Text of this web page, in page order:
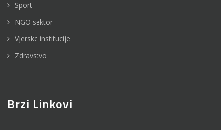
Sport
NGO sektor
Vjerske institucije
Zdravstvo
Brzi Linkovi